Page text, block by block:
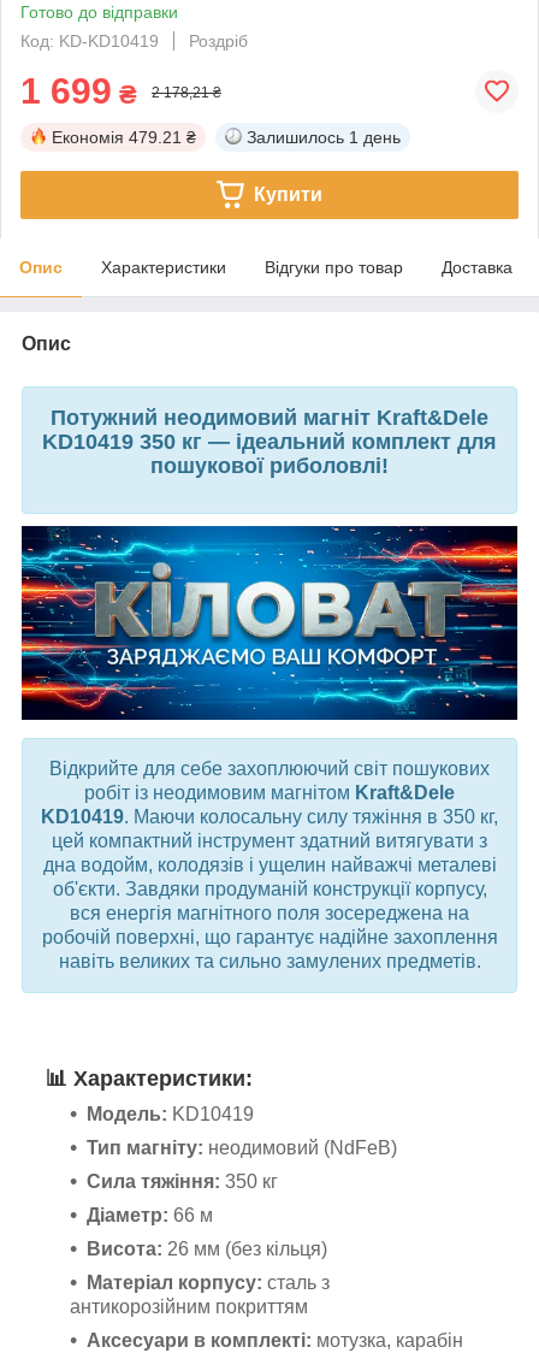
Готово до відправки
Код: KD-KD10419
Роздріб
1 699 ₴ 2 178,21 ₴
Економія 479.21 ₴ Залишилось 1 день
Купити
Опис Характеристики Відгуки про товар Доставка
Опис
Потужний неодимовий магніт Kraft&Dele
KD10419 350 кг — ідеальний комплект для
пошукової риболовлі!
Відкрийте для себе захоплюючий світ пошукових
робіт із неодимовим магнітом Kraft&Dele
KD10419. Маючи колосальну силу тяжіння в 350 кг,
цей компактний інструмент здатний витягувати з
дна водойм, колодязів і ущелин найважчі металеві
об'єкти. Завдяки продуманій конструкції корпусу,
вся енергія магнітного поля зосереджена на
робочій поверхні, що гарантує надійне захоплення
навіть великих та сильно замулених предметів.
📊 Характеристики:
Модель: KD10419
Тип магніту: неодимовий (NdFeB)
Сила тяжіння: 350 кг
Діаметр: 66 м
Висота: 26 мм (без кільця)
Матеріал корпусу: сталь з
антикорозійним покриттям
Аксесуари в комплекті: мотузка, карабін